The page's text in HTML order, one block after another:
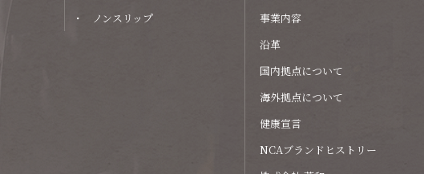
ノンスリップ
事業内容
沿革
国内拠点について
海外拠点について
健康宣言
NCAブランドヒストリー